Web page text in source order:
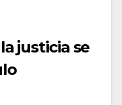
justicia se